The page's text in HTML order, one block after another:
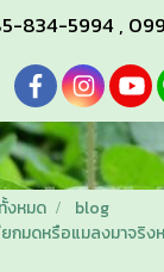
834-5994,
งหมด
blog
กมดหรือแมลงมาจริง